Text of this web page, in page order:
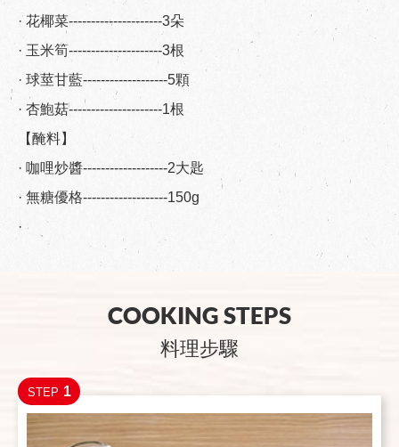
· 花椰菜---------------------3朵
· 玉米筍---------------------3根
· 球莖甘藍-------------------5顆
· 杏鮑菇---------------------1根
【醃料】
· 咖哩炒醬-------------------2大匙
· 無糖優格-------------------150g
·
COOKING STEPS
料理步驟
STEP 1